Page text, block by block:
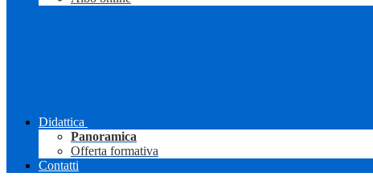
Didattica
Panoramica
Offerta formativa
Contatti